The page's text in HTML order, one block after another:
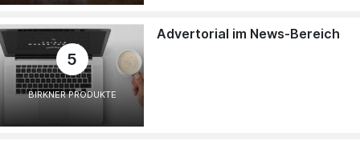
5
BIRKNER PRODUKTE
Advertorial im News-Bereich